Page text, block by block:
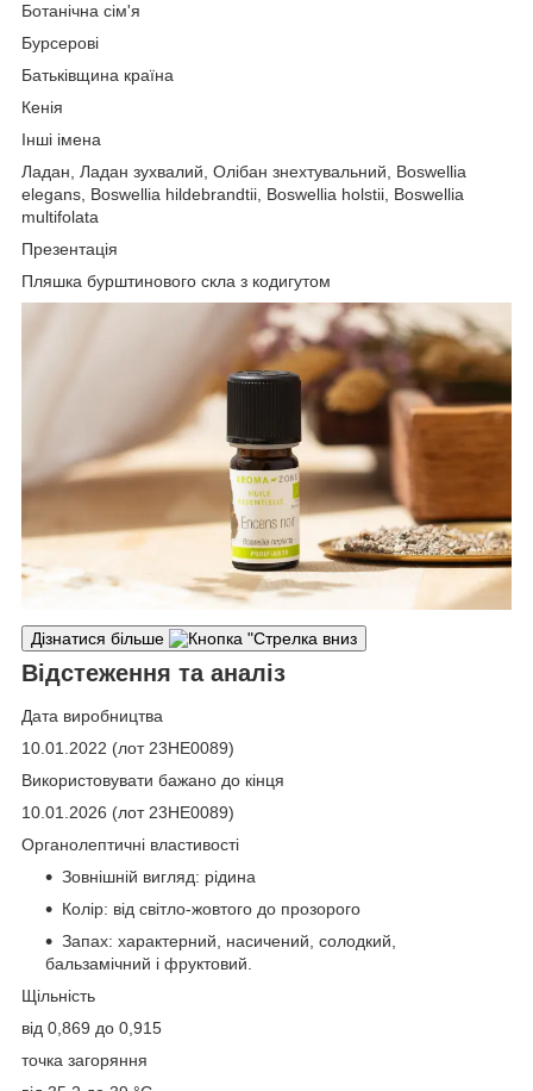
Ботанічна сім'я
Бурсерові
Батьківщина країна
Кенія
Інші імена
Ладан, Ладан зухвалий, Олібан знехтувальний, Boswellia
elegans, Boswellia hildebrandtii, Boswellia holstii, Boswellia
multifolata
Презентація
Пляшка бурштинового скла з кодигутом
Дізнатися більше
Відстеження та аналіз
Дата виробництва
10.01.2022 (лот 23НЕ0089)
Використовувати бажано до кінця
10.01.2026 (лот 23НЕ0089)
Органолептичні властивості
Зовнішній вигляд: рідина
Колір: від світло-жовтого до прозорого
Запах: характерний, насичений, солодкий,
бальзамічний і фруктовий.
Щільність
від 0,869 до 0,915
точка загоряння